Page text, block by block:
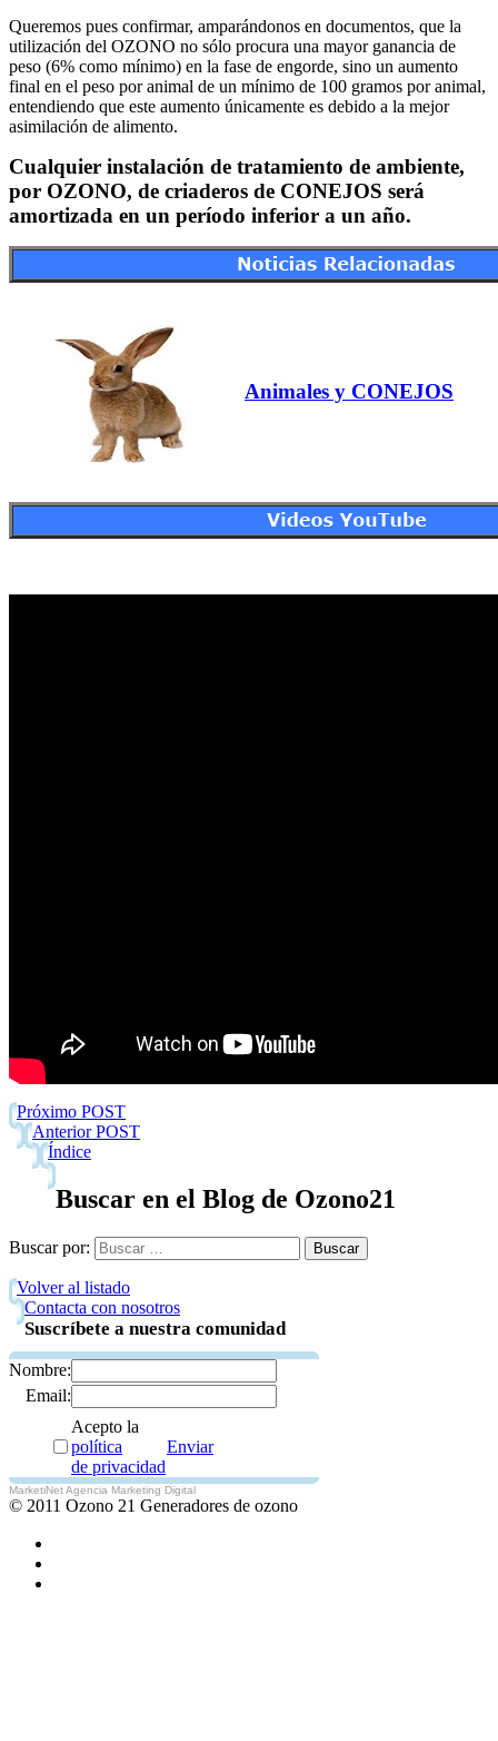
Queremos pues confirmar, amparándonos en documentos, que la
utilización del OZONO no sólo procura una mayor ganancia de
peso (6% como mínimo) en la fase de engorde, sino un aumento
final en el peso por animal de un mínimo de 100 gramos por animal,
entendiendo que este aumento únicamente es debido a la mejor
asimilación de alimento.
Cualquier instalación de tratamiento de ambiente,
por OZONO, de criaderos de CONEJOS será
amortizada en un período inferior a un año.
Animales y CONEJOS
Próximo POST
Anterior POST
Índice
Buscar en el Blog de Ozono21
Buscar por:
Volver al listado
Contacta con nosotros
Suscríbete a nuestra comunidad
Nombre:
Email:
Acepto la
política
de privacidad
Enviar
MarketiNet Agencia Marketing Digital
© 2011 Ozono 21 Generadores de ozono